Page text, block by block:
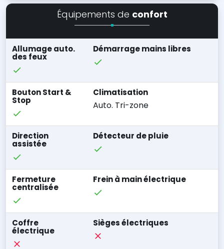
Équipements de confort
Allumage auto.
des feux
Démarrage mains libres
Bouton Start &
Stop
Climatisation
Auto. Tri-zone
Direction
assistée
Détecteur de pluie
Fermeture
centralisée
Frein à main électrique
Coffre
électrique
Sièges électriques